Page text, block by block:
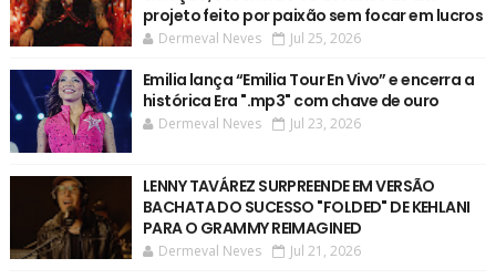
projeto feito por paixão sem focar em lucros
Dermeval Neves Jul 25, 2026
Emilia lança “Emilia Tour En Vivo” e encerra a
histórica Era ".mp3" com chave de ouro
Dermeval Neves Jul 23, 2026
LENNY TAVÁREZ SURPREENDE EM VERSÃO
BACHATA DO SUCESSO "FOLDED" DE KEHLANI
PARA O GRAMMY REIMAGINED
Dermeval Neves Jul 21, 2026